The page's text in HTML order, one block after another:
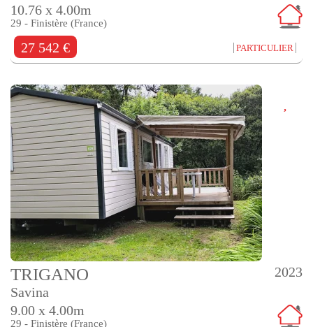
10.76 x 4.00m
29 - Finistère (France)
27 542 € PARTICULIER
2023
TRIGANO
Savina
9.00 x 4.00m
29 - Finistère (France)